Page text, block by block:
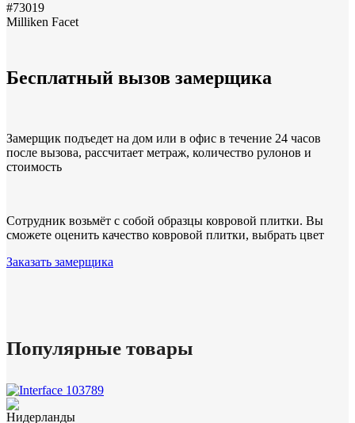
#73019
Milliken Facet
Бесплатный вызов замерщика
Замерщик подъедет на дом или в офис в течение 24 часов
после вызова, рассчитает метраж, количество рулонов и
стоимость
Сотрудник возьмёт с собой образцы ковровой плитки. Вы
сможете оценить качество ковровой плитки, выбрать цвет
Заказать замерщика
Популярные товары